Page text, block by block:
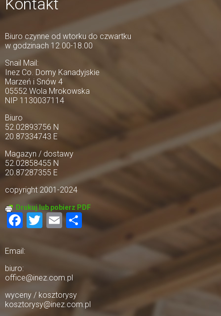
Kontakt
Biuro czynne od wtorku do czwartku
w godzinach 12.00-18.00
Snail Mail:
Inez Co. Domy Kanadyjskie
Marzeń i Snów 4
05552 Wola Mrokowska
NIP 1130037114
Biuro
52.02893756 N
20.87334743 E
Magazyn / dostawy
52.02858455 N
20.87287355 E
copyright 2001-2024
Drukuj lub pobierz PDF
Facebook
Twitter
Email
Share
Email:
biuro:
office@inez.com.pl
wyceny / kosztorysy
kosztorysy@inez.com.pl